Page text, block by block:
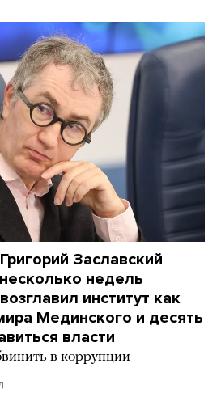
Заславский
недель
институт как
Мединского и десять
власти
в коррупции